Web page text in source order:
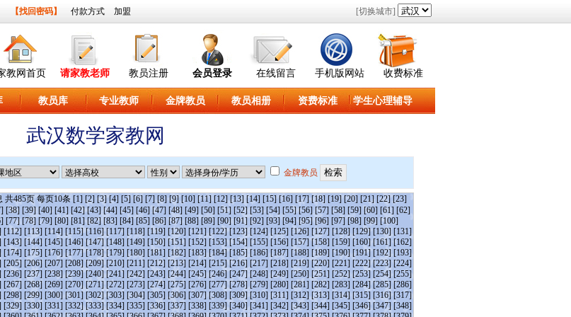
【找回密码】 付款方式 加盟 [切换城市]
教网首页 请家教老师 教员注册 会员登录 在线留言 手机版网站 收费标准
教员库 专业教师 金牌教员 教员相册 资费标准 学生心理辅导
武汉数学家教网
金牌教员
共485页 每页10条 [1] [2] [3] [4] [5] [6] [7] [8] [9] [10] [11] [12] [13] [14] [15] [16] [17] [18] [19] [20] [21] [22] [23]
[38] [39] [40] [41] [42] [43] [44] [45] [46] [47] [48] [49] [50] [51] [52] [53] [54] [55] [56] [57] [58] [59] [60] [61] [62]
[77] [78] [79] [80] [81] [82] [83] [84] [85] [86] [87] [88] [89] [90] [91] [92] [93] [94] [95] [96] [97] [98] [99] [100]
[112] [113] [114] [115] [116] [117] [118] [119] [120] [121] [122] [123] [124] [125] [126] [127] [128] [129] [130] [131]
[143] [144] [145] [146] [147] [148] [149] [150] [151] [152] [153] [154] [155] [156] [157] [158] [159] [160] [161] [162]
[174] [175] [176] [177] [178] [179] [180] [181] [182] [183] [184] [185] [186] [187] [188] [189] [190] [191] [192] [193]
[205] [206] [207] [208] [209] [210] [211] [212] [213] [214] [215] [216] [217] [218] [219] [220] [221] [222] [223] [224]
[236] [237] [238] [239] [240] [241] [242] [243] [244] [245] [246] [247] [248] [249] [250] [251] [252] [253] [254] [255]
[267] [268] [269] [270] [271] [272] [273] [274] [275] [276] [277] [278] [279] [280] [281] [282] [283] [284] [285] [286]
[298] [299] [300] [301] [302] [303] [304] [305] [306] [307] [308] [309] [310] [311] [312] [313] [314] [315] [316] [317]
[329] [330] [331] [332] [333] [334] [335] [336] [337] [338] [339] [340] [341] [342] [343] [344] [345] [346] [347] [348]